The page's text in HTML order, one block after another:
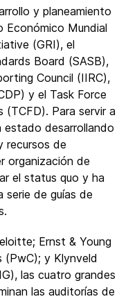
y planeamiento
Económico Mundial
(GRI), el
Board (SASB),
Council (IIRC),
y el Task Force
(TCFD). Para servir a
estado desarrollando
recursos de
organización de
el status quo y ha
de guías de
Ernst & Young
(PwC); y Klynveld
las cuatro grandes
las auditorías de